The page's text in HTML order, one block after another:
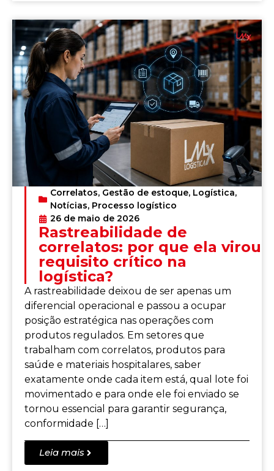
Correlatos, Gestão de estoque, Logística,
Notícias, Processo logístico
26 de maio de 2026
Rastreabilidade de
correlatos: por que ela virou
requisito crítico na
logística?
A rastreabilidade deixou de ser apenas um
diferencial operacional e passou a ocupar
posição estratégica nas operações com
produtos regulados. Em setores que
trabalham com correlatos, produtos para
saúde e materiais hospitalares, saber
exatamente onde cada item está, qual lote foi
movimentado e para onde ele foi enviado se
tornou essencial para garantir segurança,
conformidade […]
Leia mais